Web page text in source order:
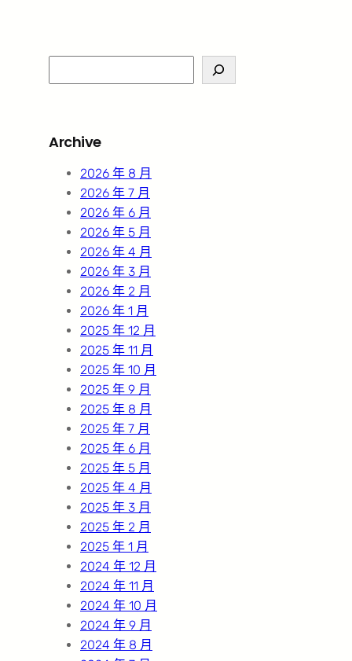
e
c
Archive
2026 年 8 月
2026 年 7 月
2026 年 6 月
2026 年 5 月
2026 年 4 月
2026 年 3 月
2026 年 2 月
2026 年 1 月
2025 年 12 月
2025 年 11 月
2025 年 10 月
2025 年 9 月
2025 年 8 月
2025 年 7 月
2025 年 6 月
2025 年 5 月
2025 年 4 月
2025 年 3 月
2025 年 2 月
2025 年 1 月
2024 年 12 月
2024 年 11 月
2024 年 10 月
2024 年 9 月
2024 年 8 月